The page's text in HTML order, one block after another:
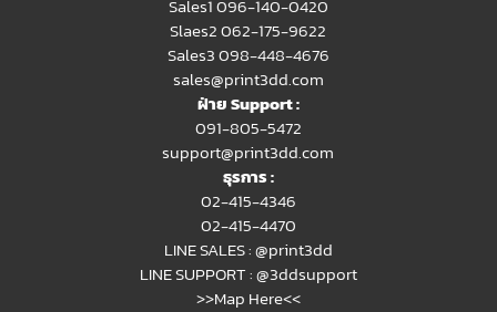
Sales1 096-140-0420
Slaes2062-175-9622
Sales3 098-448-4676
sales@print3dd.com
ฝ่าย Support :
091-805-5472
support@print3dd.com
ธุรการ :
02-415-4346
02-415-4470
LINE SALES :@print3dd
LINE SUPPORT :@3ddsupport
>>Map Here<<